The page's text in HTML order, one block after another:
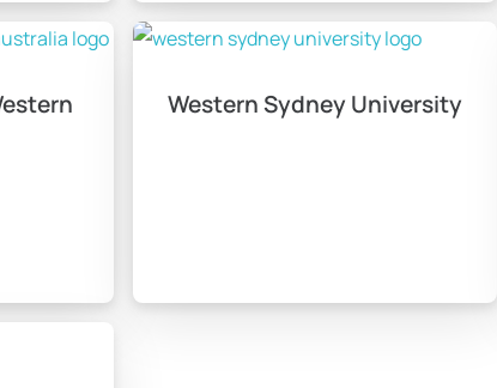
Western Sydney University